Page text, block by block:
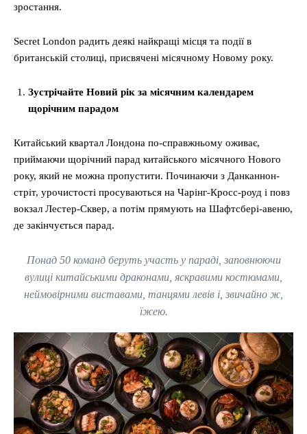
зростання.
Secret London радить деякі найкращі місця та події в
британській столиці, присвячені місячному Новому року.
Зустрічайте Новий рік за місячним календарем
щорічним парадом
Китайський квартал Лондона по-справжньому оживає,
приймаючи щорічний парад китайського місячного Нового
року, який не можна пропустити. Починаючи з Данканнон-
стріт, урочистості просуваються на Чарінг-Кросс-роуд і повз
вокзал Лестер-Сквер, а потім прямують на Шафтсбері-авеню,
де закінчується парад.
Понад 50 команд беруть участь у параді, заповнюючи
вулиці китайськими драконами, яскравими костюмами,
неймовірними виставами, танцями левів і, звичайно ж,
їжею.